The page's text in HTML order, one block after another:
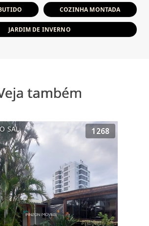
COZINHA MONTADA
JARDIM DE INVERNO
também
SAL 1268